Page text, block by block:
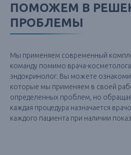
ПОМОЖЕМ В
ПРОБЛЕМЫ
Мы применяем современный
команду помимо врача-
эндокринолог. Вы можете
которые мы применяем в своей
определенных проблем, но
каждая процедура назначается
каждого пациента при наличии